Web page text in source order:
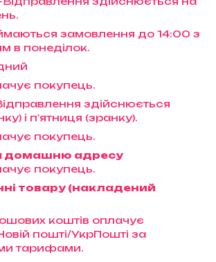
замовлення до 14:00 з
в понеділок.
покупець.
здійснюється
і п'ятниця (зранку).
покупець.
домашню адресу
покупець.
товару (накладений
коштів оплачує
пошті/УкрПошті за
тарифами.